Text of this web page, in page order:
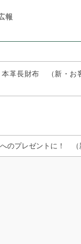
報
本革長財布 （新・お
のプレゼントに！